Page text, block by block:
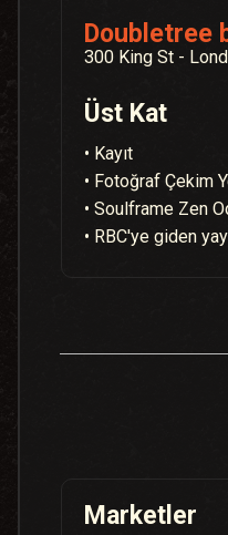
Doubletree
300 King St -
Üst Kat
• Kayıt
• Fotoğraf Çekim
• Soulframe Zen
• RBC'ye giden
Marketler